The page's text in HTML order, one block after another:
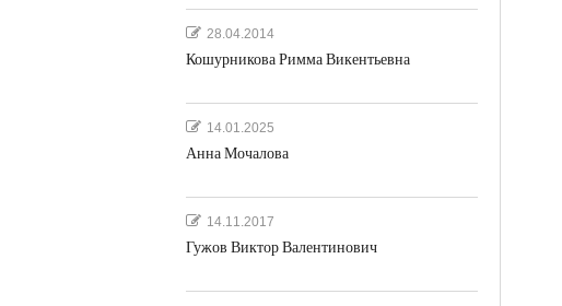
28.04.2014
Кошурникова Римма Викентьевна
14.01.2025
Анна Мочалова
14.11.2017
Гужов Виктор Валентинович